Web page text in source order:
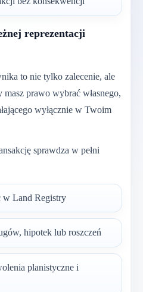
reprezentacji
to nie tylko zalecenie, ale
prawo wybrać własnego,
wyłącznie w Twoim
sprawdza w pełni
w Land Registry
hipotek lub roszczeń
planistyczne i